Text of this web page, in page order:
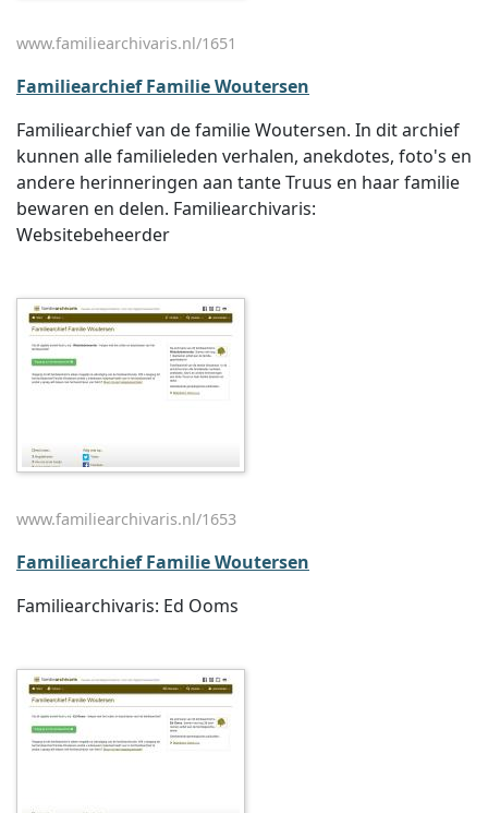
www.familiearchivaris.nl/1651
Familiearchief Familie Woutersen
Familiearchief van de familie Woutersen. In dit archief
kunnen alle familieleden verhalen, anekdotes, foto's en
andere herinneringen aan tante Truus en haar familie
bewaren en delen. Familiearchivaris:
Websitebeheerder
www.familiearchivaris.nl/1653
Familiearchief Familie Woutersen
Familiearchivaris: Ed Ooms